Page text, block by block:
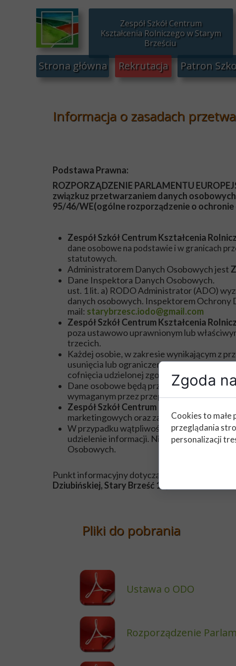
Rozporządzenie
Ustawa o ODO
Pliki do pobrania
Podstawa Prawna:
ROZPORZĄDZENIE PARLAMENTU
związkuz przetwarzaniem danych
95/46/WE(ogólne rozporządzenie o ochronie
Zespół Szkół Centrum Kształcenia
dane osobowe na podstawie i w granicach
statutowych.
Administratorem Danych Osobowych jest
Dane
ust. 1 lit. a) RODO Administrator (ADO)
danych osobowych.
mail: starybrzesc.iodo@gmail.com
Zespół Szkół Centrum Kształcenia
poza ustawowo uprawnionym lub
trzecich.
Każdej osobie, w zakresie wynikającym z
usunięcia lub ograniczenia przetwarzania,
cofnięcia udzielonej zgody w dowolnym
Dane osobowe będą przechowywane
wymaganym przez przepisy prawa.
Zespół Szkół Centrum Kształcenia
marketingowych oraz
W przypadku wątpliwości związanych z
udzielenie informacji. Niezależnie,
Osobowych.
Punkt informacyjny dotyczący danych
Dziubińskiej, Stary Brześć 14, 87-880 Brześć
Informacja o zasadach
Rekrutacja
Strona główna Patron
Zespół Szkół Centrum
Kształcenia Rolniczego w Starym
Brześciu
Zgoda
Cookies to małe
przeglądania
personalizacji